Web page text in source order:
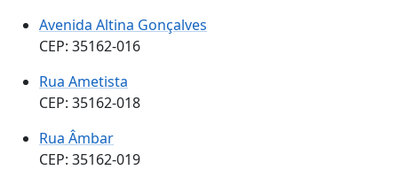
Avenida Altina Gonçalves
CEP: 35162-016
Rua Ametista
CEP: 35162-018
Rua Âmbar
CEP: 35162-019